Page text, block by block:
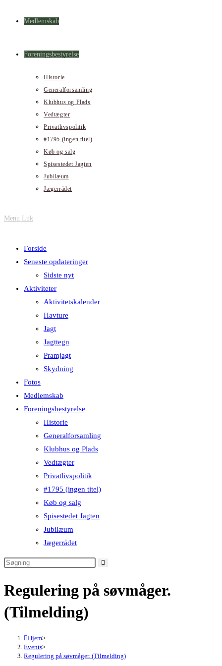
Medlemskab
Foreningsbestyrelse
Historie
Generalforsamling
Klubhus og Plads
Vedtægter
Privatlivspolitik
#1795 (ingen titel)
Køb og salg
Spisestedet Jagten
Jubilæum
Jægerrådet
Menu Luk
Forside
Seneste opdateringer
Sidste nyt
Aktiviteter
Aktivitetskalender
Havture
Jagt
Jagttegn
Pramjagt
Skydning
Fotos
Medlemskab
Foreningsbestyrelse
Historie
Generalforsamling
Klubhus og Plads
Vedtægter
Privatlivspolitik
#1795 (ingen titel)
Køb og salg
Spisestedet Jagten
Jubilæum
Jægerrådet
Regulering på søvmåger.
(Tilmelding)
Hjem>
Events>
Regulering på søvmåger. (Tilmelding)